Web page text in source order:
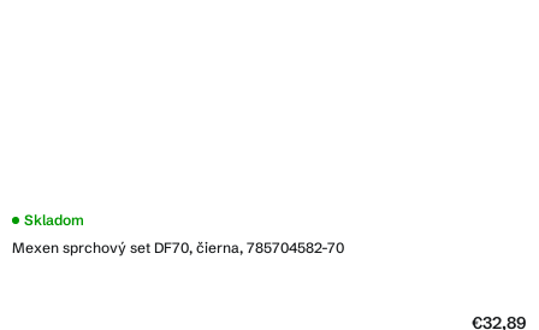
Mexen sprchový set DF70, čierna, 785704582-70
Skladom
€32,89